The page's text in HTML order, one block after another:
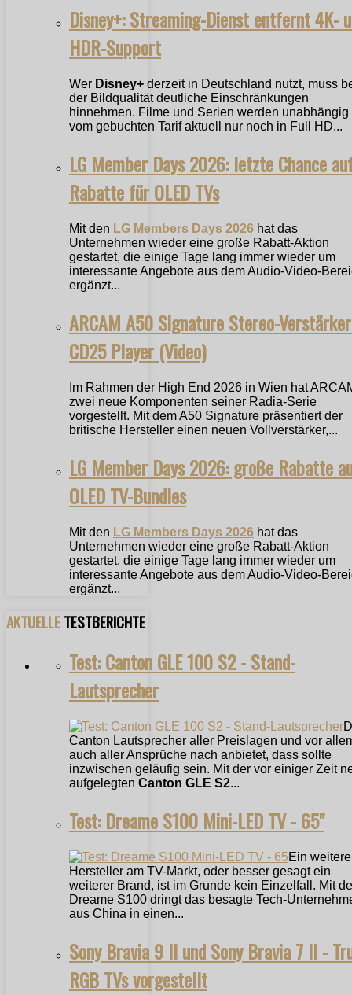
Disney+: Streaming-Dienst entfernt 4K-
HDR-Support
Wer Disney+ derzeit in Deutschland nutzt, muss
der Bildqualität deutliche Einschränkungen
hinnehmen. Filme und Serien werden unabhängig
vom gebuchten Tarif aktuell nur noch in Full HD...
LG Member Days 2026: letzte Chance
Rabatte für OLED TVs
Mit den LG Members Days 2026 hat das
Unternehmen wieder eine große Rabatt-Aktion
gestartet, die einige Tage lang immer wieder um
interessante Angebote aus dem Audio-Video-
ergänzt...
ARCAM A50 Signature Stereo-
CD25 Player (Video)
Im Rahmen der High End 2026 in Wien hat
zwei neue Komponenten seiner Radia-Serie
vorgestellt. Mit dem A50 Signature präsentiert der
britische Hersteller einen neuen Vollverstärker,...
LG Member Days 2026: große Rabatte
OLED TV-Bundles
Mit den LG Members Days 2026 hat das
Unternehmen wieder eine große Rabatt-Aktion
gestartet, die einige Tage lang immer wieder um
interessante Angebote aus dem Audio-Video-
ergänzt...
AKTUELLETESTBERICHTE
Test: Canton GLE 100 S2 - Stand-
Lautsprecher
Canton Lautsprecher aller Preislagen und vor
auch aller Ansprüche nach anbietet, dass sollte
inzwischen geläufig sein. Mit der vor einiger Zeit
aufgelegten Canton GLE S2...
Test: Dreame S100 Mini-LED TV - 65"
Ein
Hersteller am TV-Markt, oder besser gesagt ein
weiterer Brand, ist im Grunde kein Einzelfall. Mit
Dreame S100 dringt das besagte Tech-
aus China in einen...
Sony Bravia 9 II und Sony Bravia 7 II -
RGB TVs vorgestellt